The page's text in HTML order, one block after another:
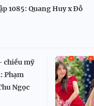
1085: Quang Huy x Đỗ
chiều mỹ
Phạm
Ngọc